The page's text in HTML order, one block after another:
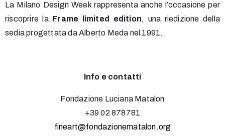
La Milano Design Week rappresenta anche l’occasione per
riscoprire la Frame limited edition, una riedizione della
sedia progettata da Alberto Meda nel 1991.
Info e contatti
Fondazione Luciana Matalon
+39 02 878781
fineart@fondazionematalon.org